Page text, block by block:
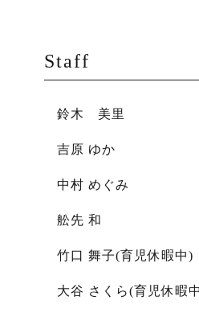
Staff
鈴木 美里
吉原 ゆか
中村 めぐみ
舩先 和
竹口 舞子(育児休暇中)
大谷 さくら(育児休暇